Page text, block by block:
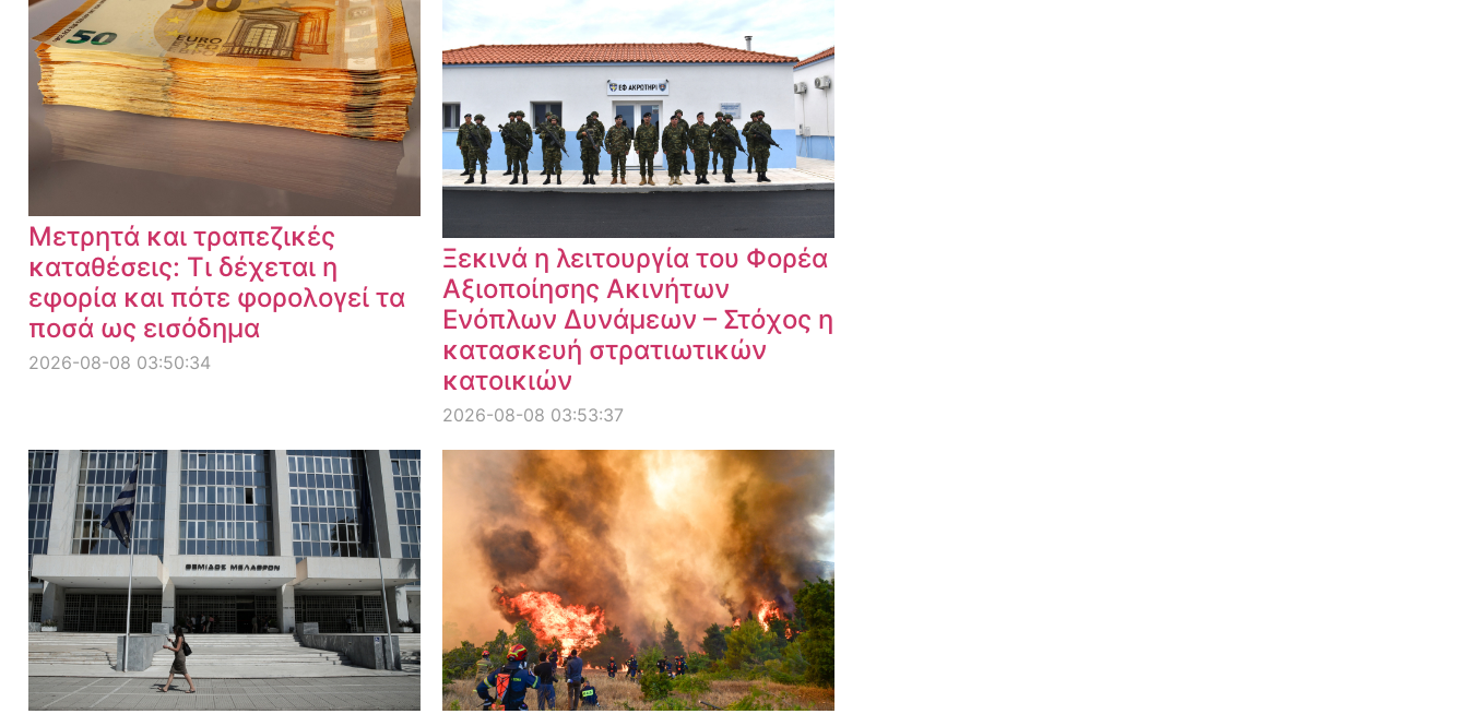
Μετρητά και τραπεζικές
καταθέσεις: Τι δέχεται η
εφορία και πότε φορολογεί τα
ποσά ως εισόδημα
2026-08-08 03:50:34
Ξεκινά η λειτουργία του Φορέα
Αξιοποίησης Ακινήτων
Ενόπλων Δυνάμεων – Στόχος η
κατασκευή στρατιωτικών
κατοικιών
2026-08-08 03:53:37